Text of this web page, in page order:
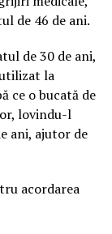
de 46 de ani.
de 30 de ani,
la
ce o bucată de
lovindu-l
ani, ajutor de
acordarea